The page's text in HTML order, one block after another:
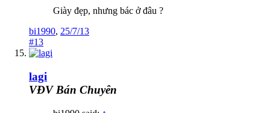
Giày đẹp, nhưng bác ở đâu ?
bi1990, 25/7/13
#13
lagi
VĐV Bán Chuyên